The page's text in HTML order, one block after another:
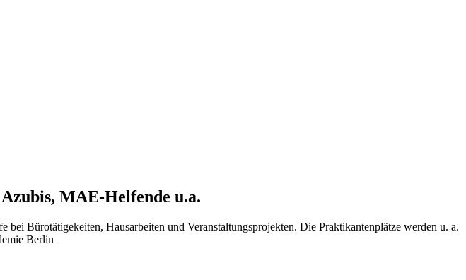
MAE-Helfende u.a.
Bürotätigekeiten, Hausarbeiten und Veranstaltungsprojekten. Die Praktikantenplätze werden u. a.
Berlin